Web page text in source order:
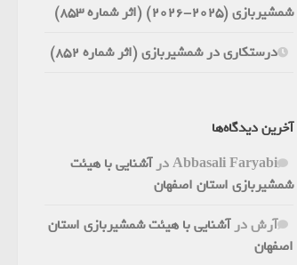
شمشیربازی (2025-2026) (اثر شماره 853)
درستکاری در شمشیربازی (اثر شماره 852)
آخرین دیدگاه‌ها
Abbasali Faryabiدرآشنایی با هیئت
شمشیربازی استان اصفهان
آرشدرآشنایی با هیئت شمشیربازی استان
اصفهان